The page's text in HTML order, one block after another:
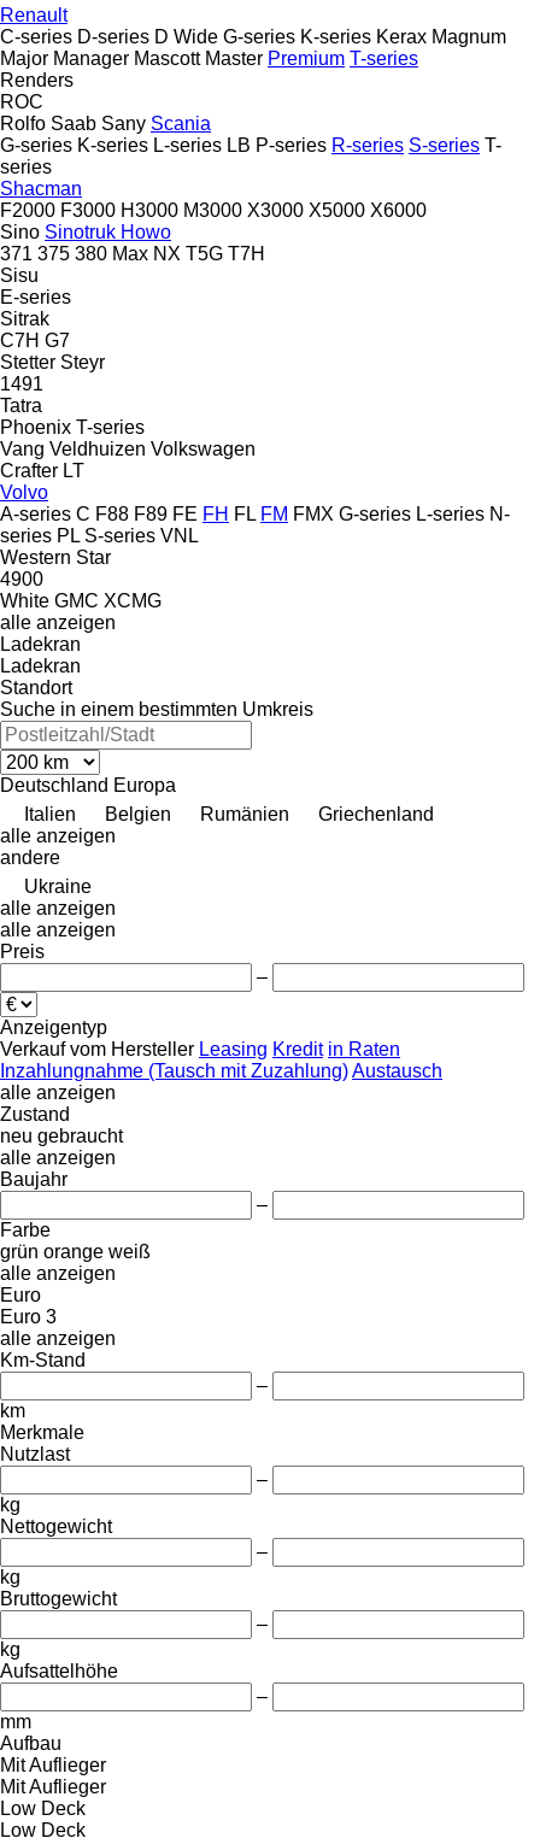
Renault
C-series D-series D Wide G-series K-series Kerax Magnum
Major Manager Mascott Master Premium T-series
Renders
ROC
Rolfo Saab Sany Scania
G-series K-series L-series LB P-series R-series S-series T-
series
Shacman
F2000 F3000 H3000 M3000 X3000 X5000 X6000
Sino Sinotruk Howo
371 375 380 Max NX T5G T7H
Sisu
E-series
Sitrak
C7H G7
Stetter Steyr
1491
Tatra
Phoenix T-series
Vang Veldhuizen Volkswagen
Crafter LT
Volvo
A-series C F88 F89 FE FH FL FM FMX G-series L-series N-
series PL S-series VNL
Western Star
4900
White GMC XCMG
alle anzeigen
Ladekran
Ladekran
Standort
Suche in einem bestimmten Umkreis
Deutschland Europa
Italien
Belgien Rumänien
Griechenland
alle anzeigen
andere
Ukraine
alle anzeigen
alle anzeigen
Preis
–
Anzeigentyp
Verkauf vom Hersteller Leasing Kredit in Raten
Inzahlungnahme (Tausch mit Zuzahlung)Austausch
alle anzeigen
Zustand
neu gebraucht
alle anzeigen
Baujahr
–
Farbe
grün orange weiß
alle anzeigen
Euro
Euro 3
alle anzeigen
Km-Stand
–
km
Merkmale
Nutzlast
–
kg
Nettogewicht
–
kg
Bruttogewicht
–
kg
Aufsattelhöhe
–
mm
Aufbau
Mit Auflieger
Mit Auflieger
Low Deck
Low Deck